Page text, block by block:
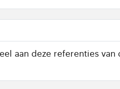
aan deze referenties van